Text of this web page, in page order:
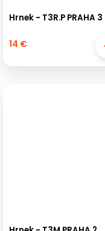
Hrnek - T3R.P PRAHA 3
14 €